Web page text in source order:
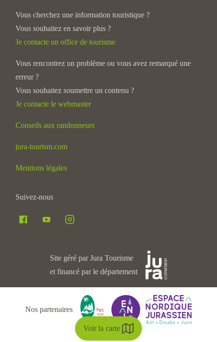
Voir la carte
Vous cherchez une information touristique ?
Vous souhaitez en savoir plus ?
Je contacte un office de tourisme
Vous rencontrez un problème ou vous avez remarqué une
erreur ?
Vous souhaitez soumettre un contenu ?
Je contacte le webmaster
Conseils aux randonneurs
jura-tourism.com
Mentions légales
Suivez-nous
Site géré par Jura Tourisme
et financé par le département
Nos partenaires